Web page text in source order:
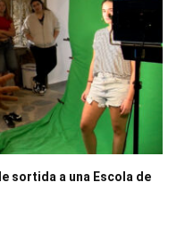
sortida a una Escola de